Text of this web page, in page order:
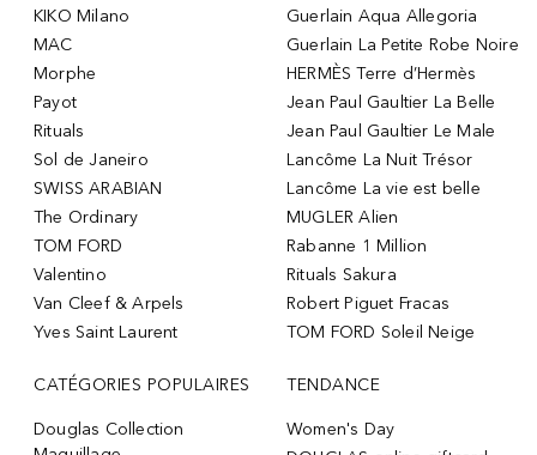
KIKO Milano
MAC
Morphe
Payot
Rituals
Sol de Janeiro
SWISS ARABIAN
The Ordinary
TOM FORD
Valentino
Van Cleef & Arpels
Yves Saint Laurent
Guerlain Aqua Allegoria
Guerlain La Petite Robe Noire
HERMÈS Terre d’Hermès
Jean Paul Gaultier La Belle
Jean Paul Gaultier Le Male
Lancôme La Nuit Trésor
Lancôme La vie est belle
MUGLER Alien
Rabanne 1 Million
Rituals Sakura
Robert Piguet Fracas
TOM FORD Soleil Neige
CATÉGORIES POPULAIRES
Douglas Collection
TENDANCE
Women's Day